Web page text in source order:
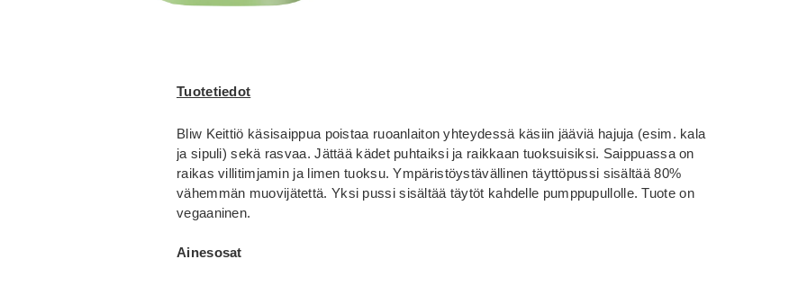
Tuotetiedot
Bliw Keittiö käsisaippua poistaa ruoanlaiton yhteydessä käsiin jääviä hajuja (esim. kala
ja sipuli) sekä rasvaa. Jättää kädet puhtaiksi ja raikkaan tuoksuisiksi. Saippuassa on
raikas villitimjamin ja limen tuoksu. Ympäristöystävällinen täyttöpussi sisältää 80%
vähemmän muovijätettä. Yksi pussi sisältää täytöt kahdelle pumppupullolle. Tuote on
vegaaninen.
Ainesosat